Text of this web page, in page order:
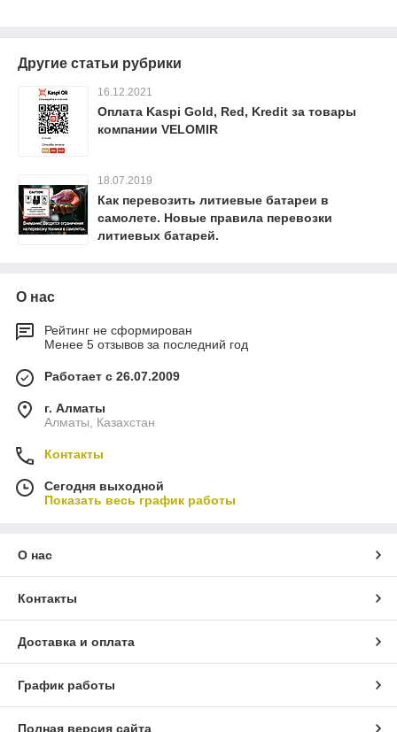
Другие статьи рубрики
16.12.2021
Оплата Kaspi Gold, Red, Kredit за товары
компании VELOMIR
18.07.2019
Как перевозить литиевые батареи в
самолете. Новые правила перевозки
литиевых батарей.
О нас
Рейтинг не сформирован
Менее 5 отзывов за последний год
Работает с 26.07.2009
г. Алматы
Алматы, Казахстан
Контакты
Сегодня выходной
Показать весь график работы
О нас
Контакты
Доставка и оплата
График работы
Полная версия сайта